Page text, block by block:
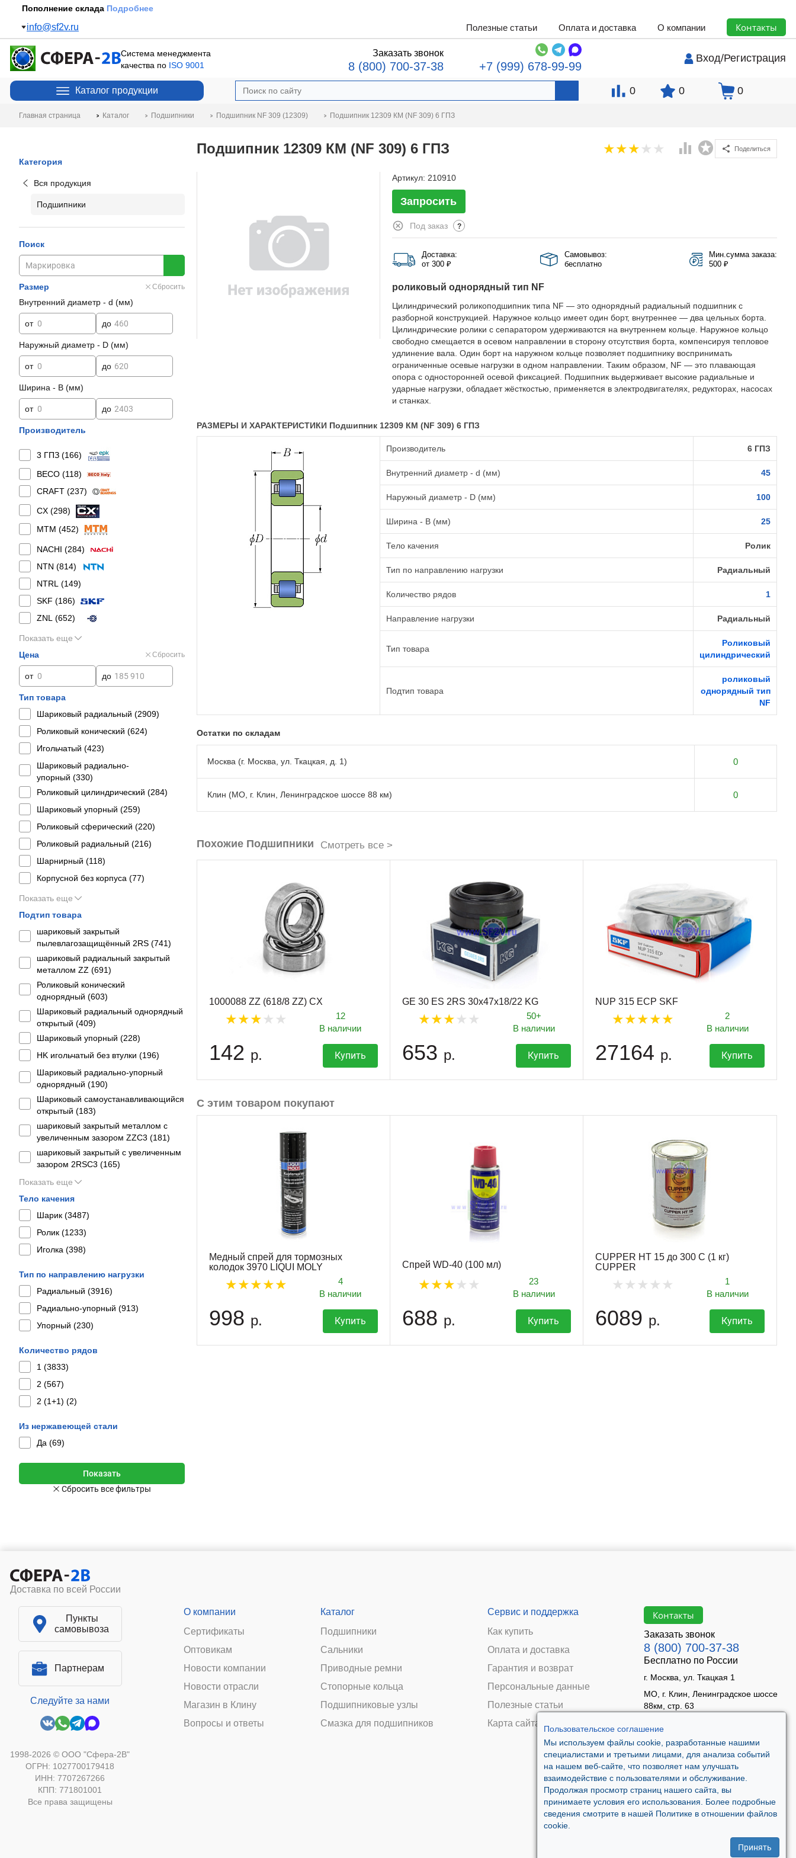
Пользовательское соглашение
Мы используем файлы cookie, разработанные нашими
специалистами и третьими лицами, для анализа событий
на нашем веб-сайте, что позволяет нам улучшать
взаимодействие с пользователями и обслуживание.
Продолжая просмотр страниц нашего сайта, вы
принимаете условия его использования. Более подробные
сведения смотрите в нашей Политике в отношении файлов
cookie.
Принять
Пополнение склада Подробнее
info@sf2v.ru Полезные статьи Оплата и доставка О компании Контакты
Система менеджмента
качества по ISO 9001
Заказать звонок
8 (800) 700-37-38 +7 (999) 678-99-99
Вход/Регистрация
Каталог продукции 0 0 0
Главная страница Каталог Подшипники Подшипник NF 309 (12309) Подшипник 12309 КМ (NF 309) 6 ГПЗ
Категория
Вся продукция
Подшипники
Поиск
Размер Сбросить
Внутренний диаметр - d (мм)
от до
Наружный диаметр - D (мм)
от до
Ширина - B (мм)
от до
Производитель
3 ГПЗ (166)
BECO (118)
CRAFT (237)
CX (298)
MTM (452)
NACHI (284)
NTN (814)
NTRL (149)
SKF (186)
ZNL (652)
Показать еще
Цена
Сбросить
от до
Тип товара
Шариковый радиальный (2909)
Роликовый конический (624)
Игольчатый (423)
Шариковый радиально-
упорный (330)
Роликовый цилиндрический (284)
Шариковый упорный (259)
Роликовый сферический (220)
Роликовый радиальный (216)
Шарнирный (118)
Корпусной без корпуса (77)
Показать еще
Подтип товара
шариковый закрытый
пылевлагозащищённый 2RS (741)
шариковый радиальный закрытый
металлом ZZ (691)
Роликовый конический
однорядный (603)
Шариковый радиальный однорядный
открытый (409)
Шариковый упорный (228)
HK игольчатый без втулки (196)
Шариковый радиально-упорный
однорядный (190)
Шариковый самоустанавливающийся
открытый (183)
шариковый закрытый металлом с
увеличенным зазором ZZC3 (181)
шариковый закрытый с увеличенным
зазором 2RSС3 (165)
Показать еще
Тело качения
Шарик (3487)
Ролик (1233)
Иголка (398)
Тип по направлению нагрузки
Радиальный (3916)
Радиально-упорный (913)
Упорный (230)
Количество рядов
1 (3833)
2 (567)
2 (1+1) (2)
Из нержавеющей стали
Да (69)
Подшипник 12309 КМ (NF 309) 6 ГПЗ Поделиться
Артикул: 210910
Запросить
Под заказ ?
Доставка:
от 300 ₽
Самовывоз:
бесплатно
Мин.сумма заказа:
500 ₽
роликовый однорядный тип NF
Цилиндрический роликоподшипник типа NF — это однорядный радиальный подшипник с
разборной конструкцией. Наружное кольцо имеет один борт, внутреннее — два цельных борта.
Цилиндрические ролики с сепаратором удерживаются на внутреннем кольце. Наружное кольцо
свободно смещается в осевом направлении в сторону отсутствия борта, компенсируя тепловое
удлинение вала. Один борт на наружном кольце позволяет подшипнику воспринимать
ограниченные осевые нагрузки в одном направлении. Таким образом, NF — это плавающая
опора с односторонней осевой фиксацией. Подшипник выдерживает высокие радиальные и
ударные нагрузки, обладает жёсткостью, применяется в электродвигателях, редукторах, насосах
и станках.
РАЗМЕРЫ И ХАРАКТЕРИСТИКИ Подшипник 12309 КМ (NF 309) 6 ГПЗ
Производитель 6 ГПЗ
Внутренний диаметр - d (мм) 45
Наружный диаметр - D (мм) 100
Ширина - B (мм) 25
Тело качения Ролик
Тип по направлению нагрузки Радиальный
Количество рядов 1
Направление нагрузки Радиальный
Тип товара
Роликовый
цилиндрический
Подтип товара
роликовый
однорядный тип
NF
Остатки по складам
Москва (г. Москва, ул. Ткацкая, д. 1) 0
Клин (МО, г. Клин, Ленинградское шоссе 88 км) 0
Похожие Подшипники Смотреть все >
1000088 ZZ (618/8 ZZ) CX
12
В наличии
142 р. Купить
GE 30 ES 2RS 30х47х18/22 KG
50+
В наличии
653 р. Купить
NUP 315 ECP SKF
2
В наличии
27164 р. Купить
С этим товаром покупают
Медный спрей для тормозных
колодок 3970 LIQUI MOLY
4
В наличии
998 р. Купить
Спрей WD-40 (100 мл)
23
В наличии
688 р. Купить
CUPPER HT 15 до 300 С (1 кг)
CUPPER
1
В наличии
6089 р. Купить
Доставка по всей России
Пункты
самовывоза
Партнерам
Следуйте за нами
1998-2026 © ООО "Сфера-2В"
ОГРН: 1027700179418
ИНН: 7707267266
КПП: 771801001
Все права защищены
О компании
Сертификаты
Оптовикам
Новости компании
Новости отрасли
Магазин в Клину
Вопросы и ответы
Каталог
Подшипники
Сальники
Приводные ремни
Стопорные кольца
Подшипниковые узлы
Смазка для подшипников
Сервис и поддержка
Как купить
Оплата и доставка
Гарантия и возврат
Персональные данные
Полезные статьи
Карта сайта
Контакты
Заказать звонок
8 (800) 700-37-38
Бесплатно по России
г. Москва, ул. Ткацкая 1
МО, г. Клин, Ленинградское шоссе
88км, стр. 63
Сб 10:00 - 14:00
Вс - выходной